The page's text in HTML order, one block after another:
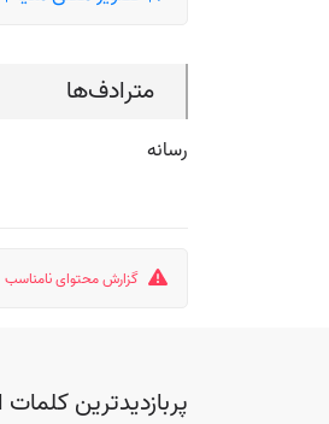
مترادف‌ها
رسانه
گزارش محتوای نامناسب
پربازدیدترین